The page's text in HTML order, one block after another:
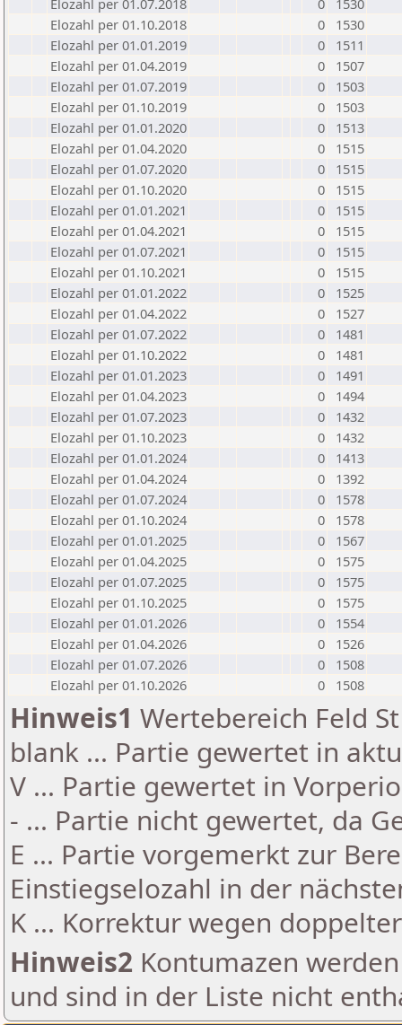
Elozahl per 01.07.2018
0
1530
Elozahl per 01.10.2018
0
1530
Elozahl per 01.01.2019
0
1511
Elozahl per 01.04.2019
0
1507
Elozahl per 01.07.2019
0
1503
Elozahl per 01.10.2019
0
1503
Elozahl per 01.01.2020
0
1513
Elozahl per 01.04.2020
0
1515
Elozahl per 01.07.2020
0
1515
Elozahl per 01.10.2020
0
1515
Elozahl per 01.01.2021
0
1515
Elozahl per 01.04.2021
0
1515
Elozahl per 01.07.2021
0
1515
Elozahl per 01.10.2021
0
1515
Elozahl per 01.01.2022
0
1525
Elozahl per 01.04.2022
0
1527
Elozahl per 01.07.2022
0
1481
Elozahl per 01.10.2022
0
1481
Elozahl per 01.01.2023
0
1491
Elozahl per 01.04.2023
0
1494
Elozahl per 01.07.2023
0
1432
Elozahl per 01.10.2023
0
1432
Elozahl per 01.01.2024
0
1413
Elozahl per 01.04.2024
0
1392
Elozahl per 01.07.2024
0
1578
Elozahl per 01.10.2024
0
1578
Elozahl per 01.01.2025
0
1567
Elozahl per 01.04.2025
0
1575
Elozahl per 01.07.2025
0
1575
Elozahl per 01.10.2025
0
1575
Elozahl per 01.01.2026
0
1554
Elozahl per 01.04.2026
0
1526
Elozahl per 01.07.2026
0
1508
Elozahl per 01.10.2026
0 1508
Hinweis1 Wertebereich Feld
blank ... Partie gewertet in
V ... Partie gewertet in
- ... Partie nicht gewertet, da
E ... Partie vorgemerkt zur
Einstiegselozahl in der
K ... Korrektur wegen
Hinweis2 Kontumazen
und sind in der Liste nicht